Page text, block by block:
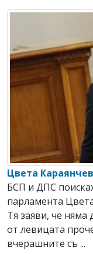
Цвета
БСП и ДПС
парламента
Тя заяви, че няма
от левицата
вчерашните съ ...